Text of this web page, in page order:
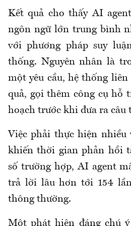
Kết quả cho thấy AI
ngôn ngữ lớn trung bình
với phương pháp suy
thống. Nguyên nhân là
một yêu cầu, hệ thống
quả, gọi thêm công cụ hỗ
hoạch trước khi đưa ra câu
Việc phải thực hiện nhiều
khiến thời gian phản hồi
số trường hợp, AI agent
trả lời lâu hơn tới 154
thông thường.
Một phát hiện đáng chú